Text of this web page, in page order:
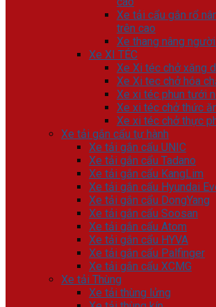
Xe tải cẩu gắn rổ
trên cao
Xe thang nâng
Xe XI TÉC
Xe Xi téc chở xăng
Xe Xi tec chở hóa
Xe xi téc phun tưới
Xe xi téc chở thức
Xe xi téc chở thực
Xe tải gắn cẩu tự hành
Xe tải gắn cẩu UNIC
Xe tải gắn cẩu Tadano
Xe tải gắn cẩu KangLim
Xe tải gắn cẩu Hyundai
Xe tải gắn cẩu DongYang
Xe tải gắn cẩu Soosan
Xe tải gắn cẩu Atom
Xe tải gắn cẩu HYVA
Xe tải gắn cẩu Palfinger
Xe tải gắn cẩu XCMG
Xe tải Thùng
Xe tải thùng lửng